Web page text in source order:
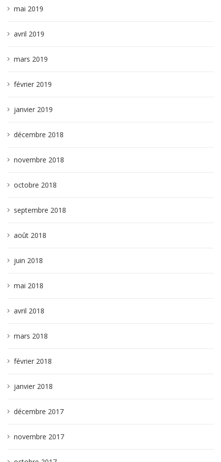
mai 2019
avril 2019
mars 2019
février 2019
janvier 2019
décembre 2018
novembre 2018
octobre 2018
septembre 2018
août 2018
juin 2018
mai 2018
avril 2018
mars 2018
février 2018
janvier 2018
décembre 2017
novembre 2017